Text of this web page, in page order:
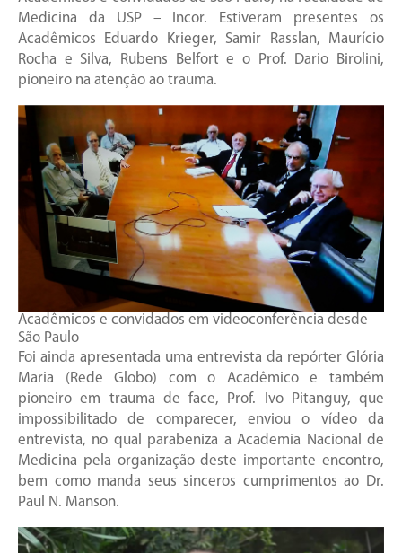
Medicina da USP – Incor. Estiveram presentes os
Acadêmicos Eduardo Krieger, Samir Rasslan, Maurício
Rocha e Silva, Rubens Belfort e o Prof. Dario Birolini,
pioneiro na atenção ao trauma.
Acadêmicos e convidados em videoconferência desde
São Paulo
Foi ainda apresentada uma entrevista da repórter Glória
Maria (Rede Globo) com o Acadêmico e também
pioneiro em trauma de face, Prof. Ivo Pitanguy, que
impossibilitado de comparecer, enviou o vídeo da
entrevista, no qual parabeniza a Academia Nacional de
Medicina pela organização deste importante encontro,
bem como manda seus sinceros cumprimentos ao Dr.
Paul N. Manson.